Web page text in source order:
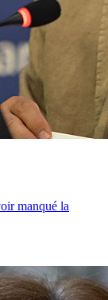
manqué la